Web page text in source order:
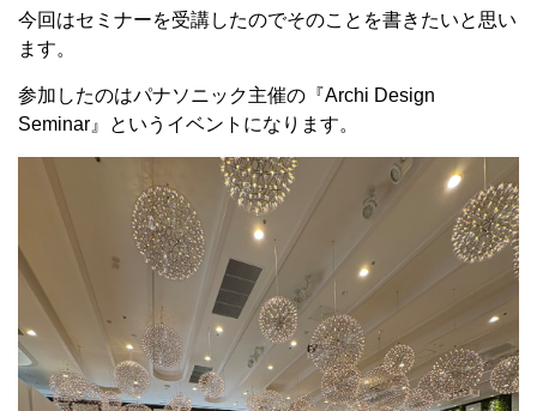
今回はセミナーを受講したのでそのことを書きたいと思い
ます。
参加したのはパナソニック主催の『Archi Design
Seminar』というイベントになります。